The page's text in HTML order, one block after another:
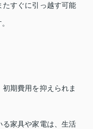
すぐに引っ越す可能
期費用を抑えられま
る家具や家電は、生活